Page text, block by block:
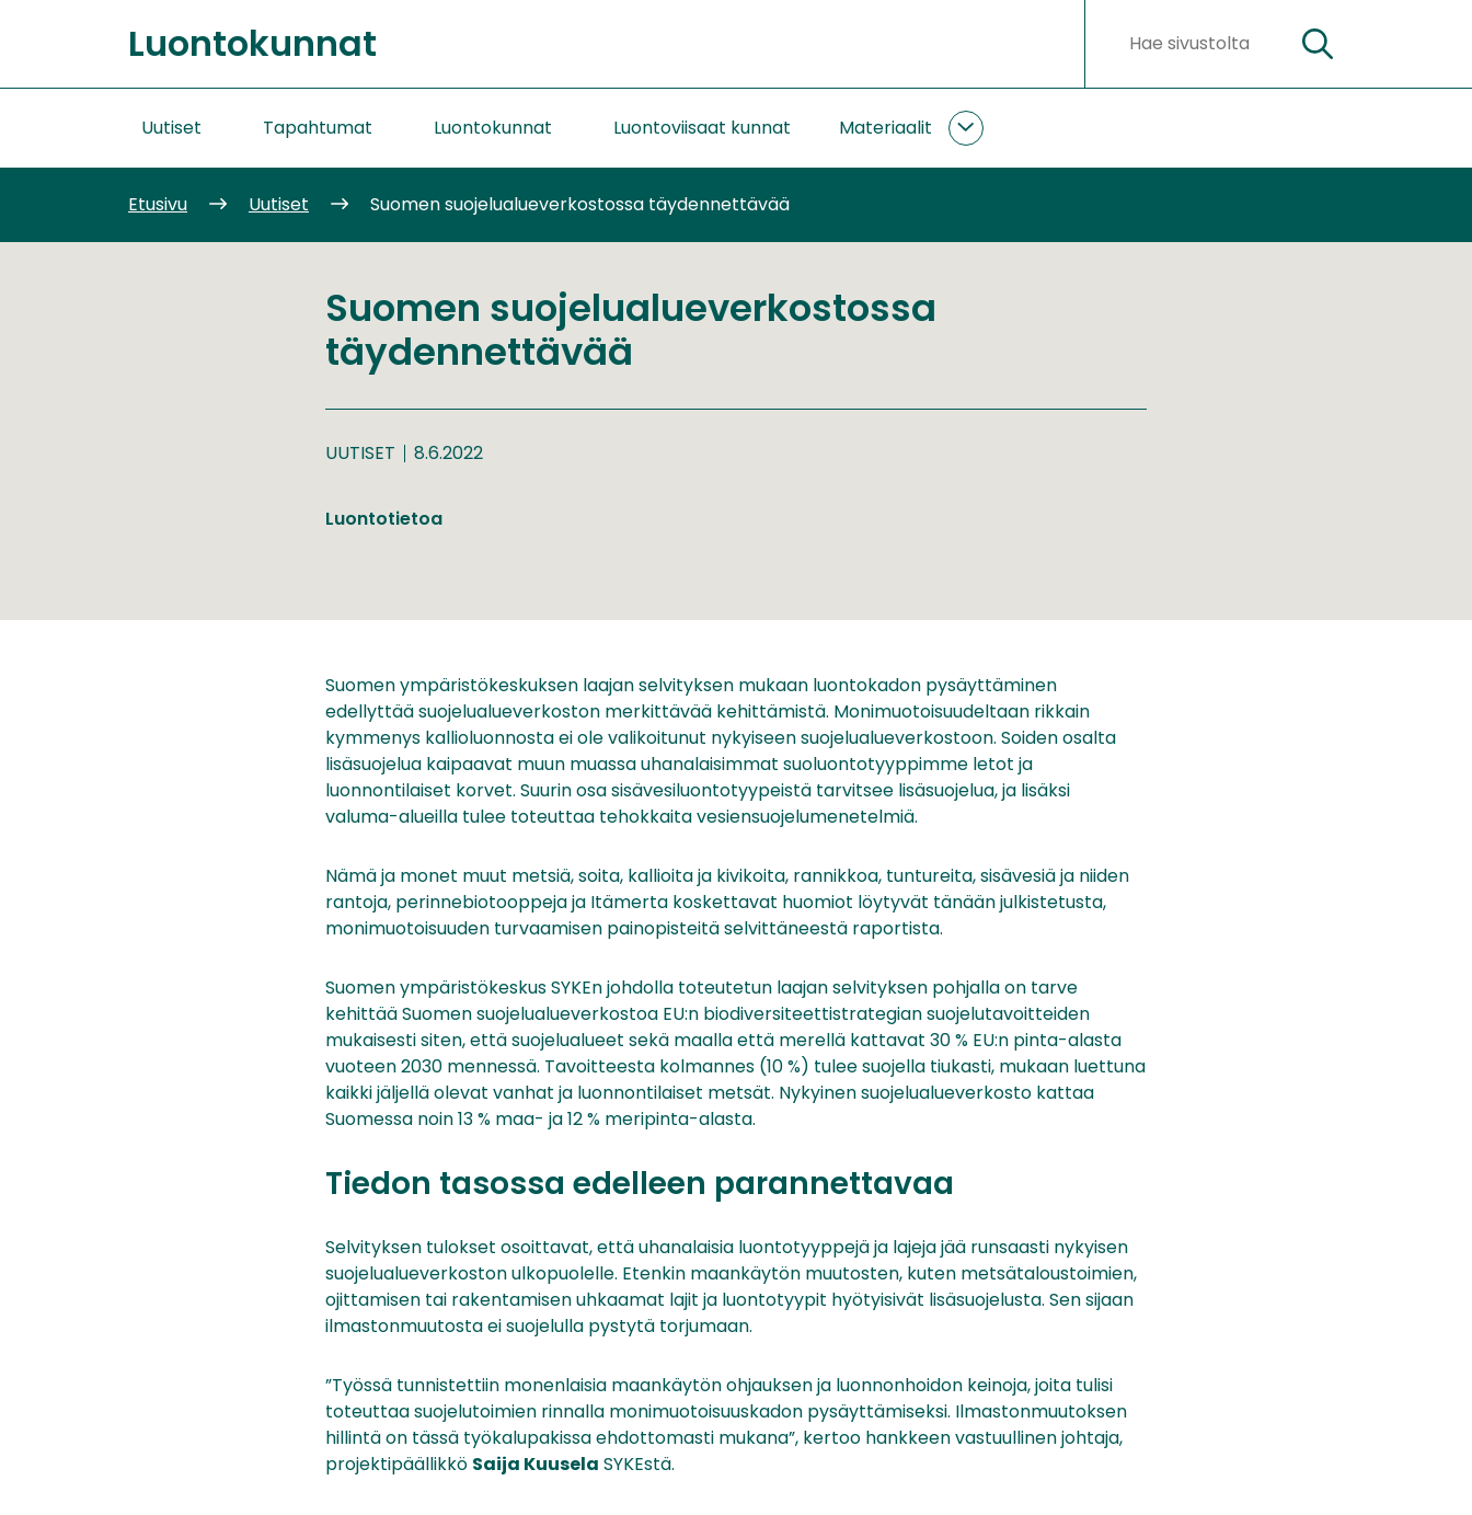
sisältöön
Etusivu
Luontokunnat Hakusanat Hae
Uutiset Tapahtumat Luontokunnat Luontoviisaat kunnat Materiaalit
Materiaalit
alasivut
Etusivu
Uutiset Suomen suojelualueverkostossa täydennettävää
Suomen suojelualueverkostossa
täydennettävää
UUTISET 8.6.2022
Luontotietoa
Suomen ympäristökeskuksen laajan selvityksen mukaan luontokadon pysäyttäminen
edellyttää suojelualueverkoston merkittävää kehittämistä. Monimuotoisuudeltaan rikkain
kymmenys kallioluonnosta ei ole valikoitunut nykyiseen suojelualueverkostoon. Soiden osalta
lisäsuojelua kaipaavat muun muassa uhanalaisimmat suoluontotyyppimme letot ja
luonnontilaiset korvet. Suurin osa sisävesiluontotyypeistä tarvitsee lisäsuojelua, ja lisäksi
valuma-alueilla tulee toteuttaa tehokkaita vesiensuojelumenetelmiä.
Nämä ja monet muut metsiä, soita, kallioita ja kivikoita, rannikkoa, tuntureita, sisävesiä ja niiden
rantoja, perinnebiotooppeja ja Itämerta koskettavat huomiot löytyvät tänään julkistetusta,
monimuotoisuuden turvaamisen painopisteitä selvittäneestä raportista.
Suomen ympäristökeskus SYKEn johdolla toteutetun laajan selvityksen pohjalla on tarve
kehittää Suomen suojelualueverkostoa EU:n biodiversiteettistrategian suojelutavoitteiden
mukaisesti siten, että suojelualueet sekä maalla että merellä kattavat 30 % EU:n pinta-alasta
vuoteen 2030 mennessä. Tavoitteesta kolmannes (10 %) tulee suojella tiukasti, mukaan luettuna
kaikki jäljellä olevat vanhat ja luonnontilaiset metsät. Nykyinen suojelualueverkosto kattaa
Suomessa noin 13 % maa- ja 12 % meripinta-alasta.
Tiedon tasossa edelleen parannettavaa
Selvityksen tulokset osoittavat, että uhanalaisia luontotyyppejä ja lajeja jää runsaasti nykyisen
suojelualueverkoston ulkopuolelle. Etenkin maankäytön muutosten, kuten metsätaloustoimien,
ojittamisen tai rakentamisen uhkaamat lajit ja luontotyypit hyötyisivät lisäsuojelusta. Sen sijaan
ilmastonmuutosta ei suojelulla pystytä torjumaan.
”Työssä tunnistettiin monenlaisia maankäytön ohjauksen ja luonnonhoidon keinoja, joita tulisi
toteuttaa suojelutoimien rinnalla monimuotoisuuskadon pysäyttämiseksi. Ilmastonmuutoksen
hillintä on tässä työkalupakissa ehdottomasti mukana”, kertoo hankkeen vastuullinen johtaja,
projektipäällikkö Saija Kuusela SYKEstä.